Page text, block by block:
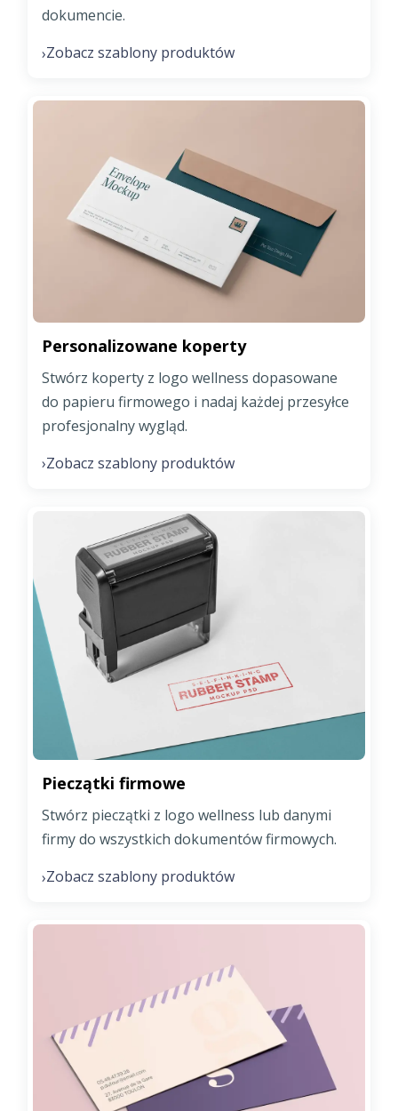
dokumencie.
›Zobacz szablony produktów
Personalizowane koperty
Stwórz koperty z logo wellness dopasowane
do papieru firmowego i nadaj każdej przesyłce
profesjonalny wygląd.
›Zobacz szablony produktów
Pieczątki firmowe
Stwórz pieczątki z logo wellness lub danymi
firmy do wszystkich dokumentów firmowych.
›Zobacz szablony produktów